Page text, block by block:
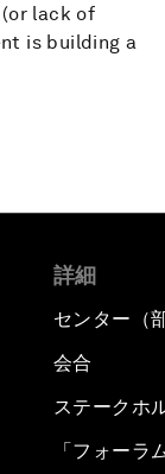
lack of
is building a
詳細
センター（
会合
ステークホ
「フォーラ